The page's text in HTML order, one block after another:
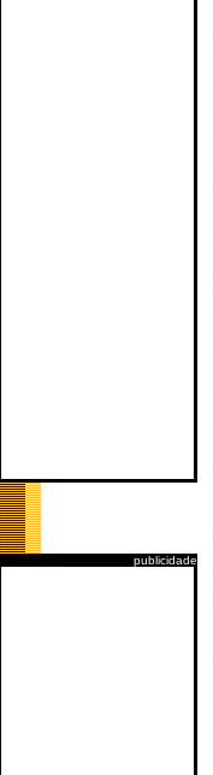
publicidade